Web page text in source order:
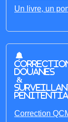
Un livre, un
Douanes
&
Correction